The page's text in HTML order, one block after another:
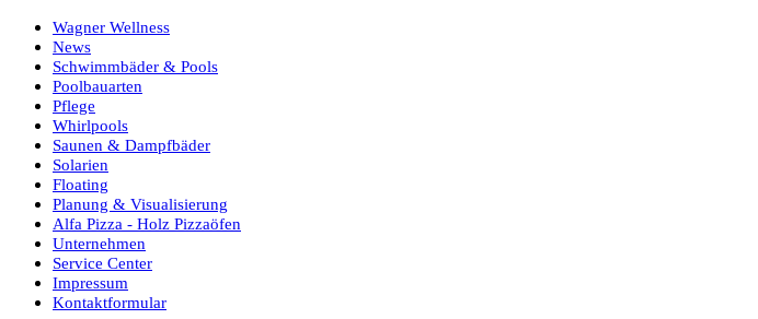
Wagner Wellness
News
Schwimmbäder & Pools
Poolbauarten
Pflege
Whirlpools
Saunen & Dampfbäder
Solarien
Floating
Planung & Visualisierung
Alfa Pizza - Holz Pizzaöfen
Unternehmen
Service Center
Impressum
Kontaktformular